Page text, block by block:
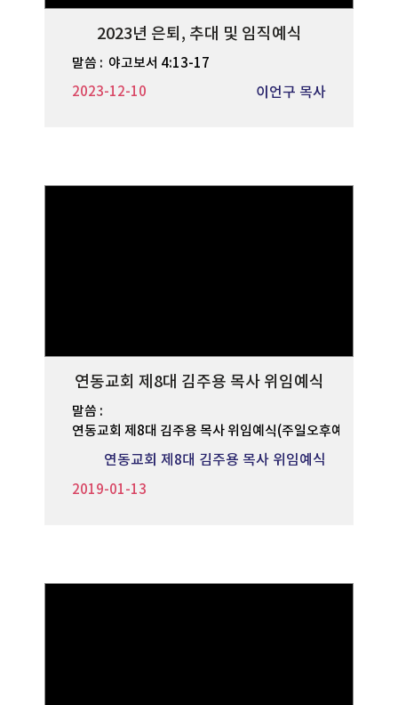
2023년 은퇴, 추대 및 임직예식
말씀 : 야고보서 4:13-17
이언구 목사
2023-12-10
연동교회 제8대 김주용 목사 위임예식
말씀 :
연동교회 제8대 김주용 목사 위임예식(주일오후예배)
연동교회 제8대 김주용 목사 위임예식
2019-01-13